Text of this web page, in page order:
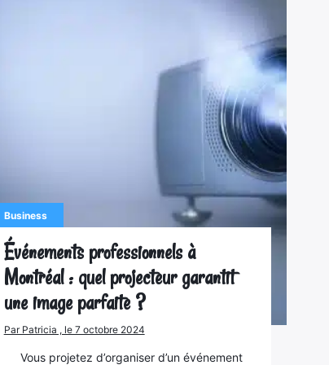
Business
Événements professionnels à
Montréal : quel projecteur garantit
une image parfaite ?
Par Patricia , le 7 octobre 2024
Vous projetez d’organiser d’un événement